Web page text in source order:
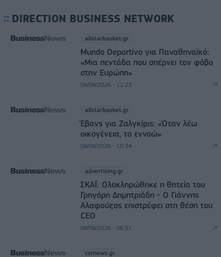
DIRECTION BUSINESS NETWORK
allstarbasket.gr
Mundo Deportivo για Παναθηναϊκό:
«Μια πεντάδα που σπέρνει τον φόβο
στην Ευρώπη»
08/08/2026 - 11:23
allstarbasket.gr
Έβανς για Ζαλγκίρις: «Όταν λέω
οικογένεια, το εννοώ»
08/08/2026 - 10:34
advertising.gr
ΣΚΑΪ: Ολοκληρώθηκε η θητεία του
Γρηγόρη Δημητριάδη - Ο Γιάννης
Αλαφούζος επιστρέφει στη θέση του
CEO
08/08/2026 - 06:51
csrnews.gr